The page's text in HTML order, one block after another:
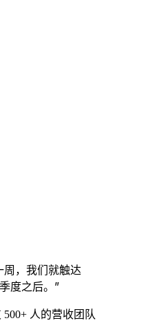
周，我们就触达
度之后。”
500+ 人的营收团队